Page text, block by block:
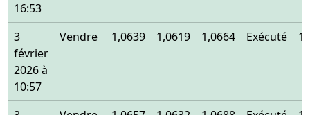
16:53
3
février
2026 à
10:57
Vendre 1,0639 1,0619 1,0664 Exécuté